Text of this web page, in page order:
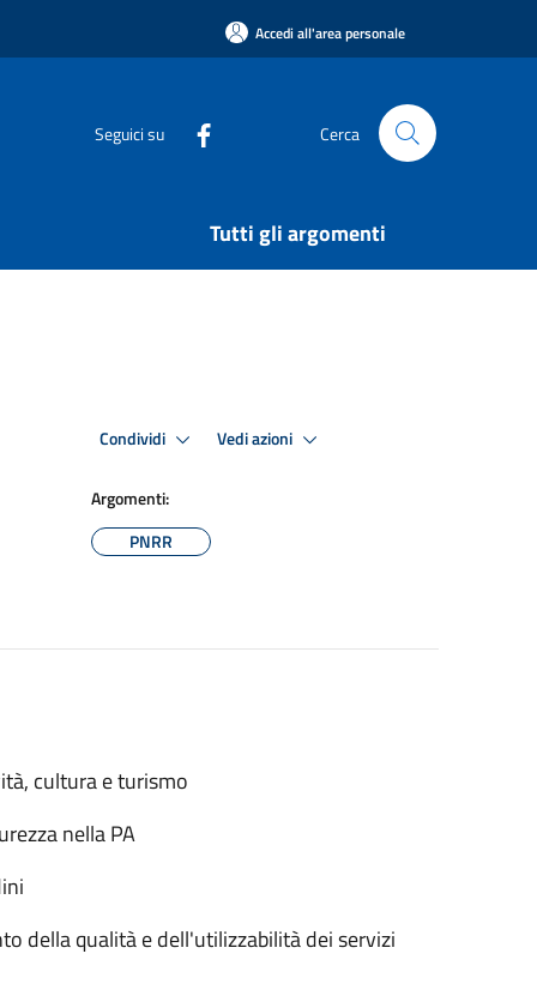
Accedi all'area personale
Seguici su Cerca
Tutti gli argomenti
Condividi Vedi azioni
Argomenti:
PNRR
cultura e turismo
nella PA
della qualità e dell'utilizzabilità dei servizi